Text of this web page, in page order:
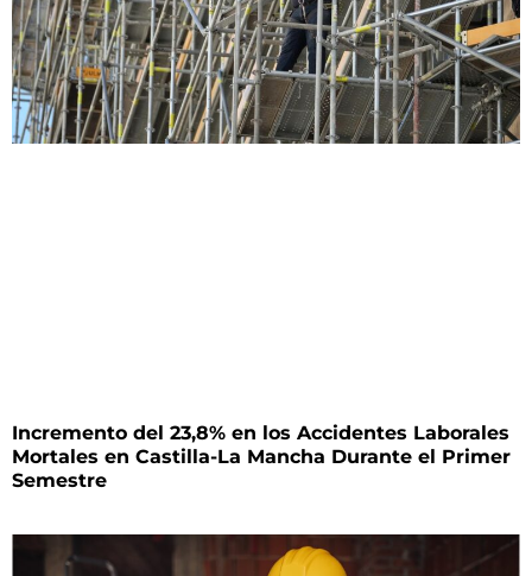
Incremento del 23,8% en los Accidentes Laborales
Mortales en Castilla-La Mancha Durante el Primer
Semestre